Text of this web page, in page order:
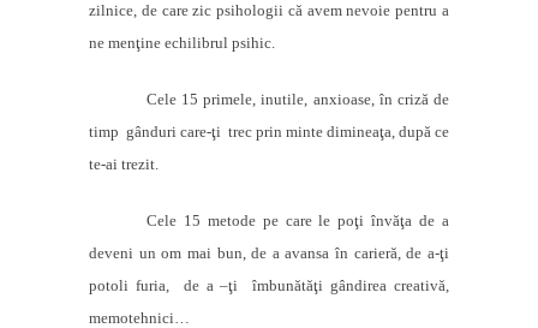
zilnice, de care zic psihologii că avem nevoie pentru a
ne menţine echilibrul psihic.
Cele 15 primele, inutile, anxioase, în criză de
timp gânduri care-ţi trec prin minte dimineaţa, după ce
te-ai trezit.
Cele 15 metode pe care le poţi învăţa de a
deveni un om mai bun, de a avansa în carieră, de a-ţi
potoli furia,
de a –ţi
îmbunătăţi gândirea creativă,
memotehnici…